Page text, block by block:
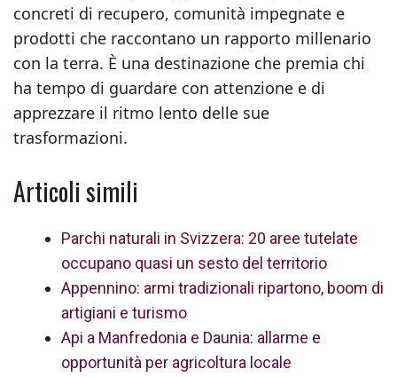
concreti di recupero, comunità impegnate e
prodotti che raccontano un rapporto millenario
con la terra. È una destinazione che premia chi
ha tempo di guardare con attenzione e di
apprezzare il ritmo lento delle sue
trasformazioni.
Articoli simili
Parchi naturali in Svizzera: 20 aree tutelate
occupano quasi un sesto del territorio
Appennino: armi tradizionali ripartono, boom di
artigiani e turismo
Api a Manfredonia e Daunia: allarme e
opportunità per agricoltura locale